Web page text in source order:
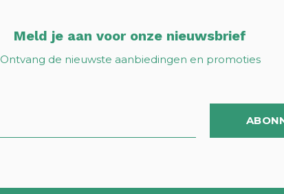
Meld je aan voor onze nieuwsbrief
Ontvang de nieuwste aanbiedingen en promoties